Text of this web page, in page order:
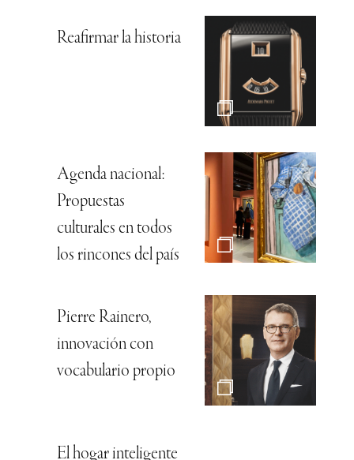
Reafirmar la historia
Agenda nacional:
Propuestas
culturales en todos
los rincones del país
Pierre Rainero,
innovación con
vocabulario propio
El hogar inteligente